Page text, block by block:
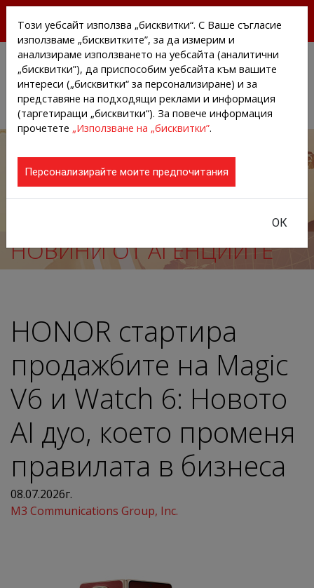
АГЕНЦИИТЕ И КОМПАНИИТЕ
НОВИНИ ОТ АГЕНЦИИТЕ
HONOR стартира
продажбите на Magic
V6 и Watch 6: Новото
AI дуо, което променя
правилата в бизнеса
08.07.2026г.
M3 Communications Group, Inc.
Този уебсайт използва „бисквитки“. С Ваше съгласие
използваме „бисквитките”, за да измерим и
анализираме използването на уебсайта (аналитични
„бисквитки”), да приспособим уебсайта към вашите
интереси („бисквитки“ за персонализиране) и за
представяне на подходящи реклами и информация
(таргетиращи „бисквитки“). За повече информация
прочетете „Използване на „бисквитки”.
Персонализирайте моите предпочитания
ОК